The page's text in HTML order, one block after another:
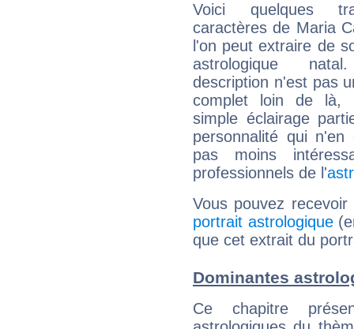
Voici quelques
caractères de Maria
l'on peut extraire de
astrologique
description n'est pas
complet loin de là,
simple éclairage
personnalité qui n'en
pas moins
professionnels de l'
Vous pouvez
portrait astrologique
que cet extrait du
Dominantes
Ce chapitre